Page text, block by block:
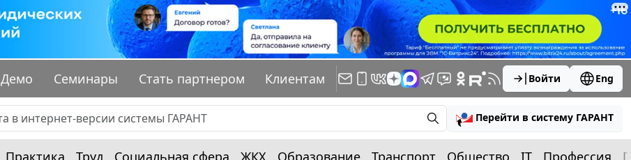
Демо Семинары Стать партнером Клиентам Войти Eng
Перейти в систему ГАРАНТ